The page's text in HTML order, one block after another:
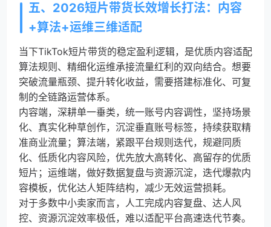
五、2026短片带货长效增长打法：内容
+算法+运维三维适配
当下TikTok短片带货的稳定盈利逻辑，是优质内容适配
算法规则、精细化运维承接流量红利的双向结合。想要
突破流量瓶颈、提升转化收益，需要搭建标准化、可复
制的全链路运营体系。
内容端，深耕单一垂类，统一账号内容调性，坚持场景
化、真实化种草创作，沉淀垂直账号标签，持续获取精
准商业流量；算法端，紧跟平台规则迭代，规避同质
化、低质化内容风险，优先放大高转化、高留存的优质
短片；运维端，做好数据复盘与资源沉淀，迭代爆款内
容模板，优化达人矩阵结构，减少无效运营损耗。
对于多数中小卖家而言，人工完成内容复盘、达人风
控、资源沉淀效率极低，难以适配平台高速迭代节奏。